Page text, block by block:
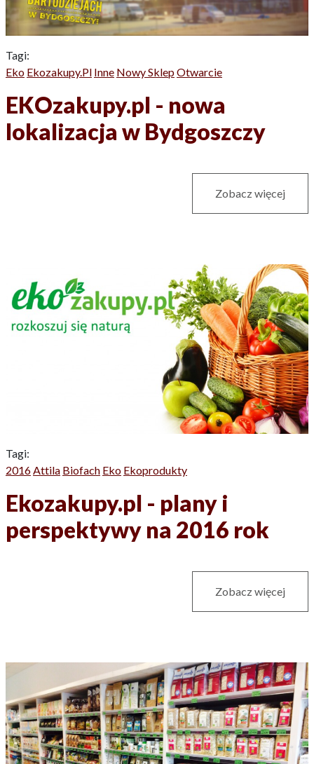
Tagi:
Eko Ekozakupy.pl Inne Nowy SklepOtwarcie
EKOzakupy.pl - nowa
lokalizacja w Bydgoszczy
Zobacz więcej
Tagi:
2016Attila Biofach Eko Ekoprodukty
Ekozakupy.pl - plany i
perspektywy na 2016 rok
Zobacz więcej